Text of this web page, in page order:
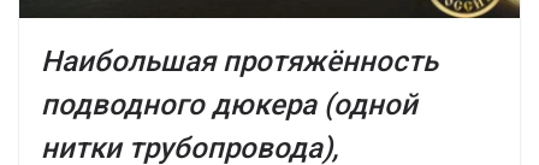
Наибольшая протяжённость
подводного дюкера (одной
нитки трубопровода),